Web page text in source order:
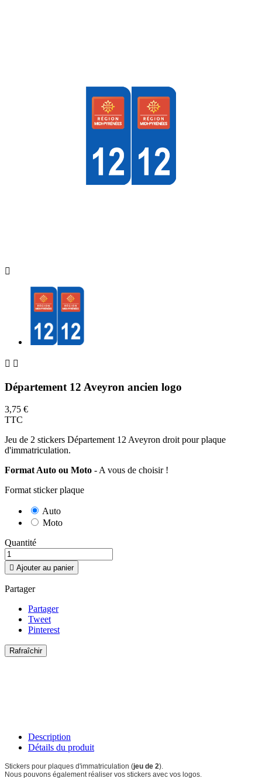

 
Département 12 Aveyron ancien logo
3,75 €
TTC
Jeu de 2 stickers Département 12 Aveyron droit pour plaque
d'immatriculation.
Format Auto ou Moto - A vous de choisir !
Format sticker plaque
Auto
Moto
Quantité
 Ajouter au panier
Partager
Partager
Tweet
Pinterest
Description
Détails du produit
Stickers pour plaques d'immatriculation (jeu de 2).
Nous pouvons également réaliser vos stickers avec vos logos.